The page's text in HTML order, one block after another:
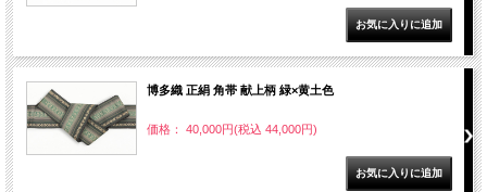
博多織 正絹 角帯 献上柄 緑×黄土色
価格： 40,000円(税込 44,000円)